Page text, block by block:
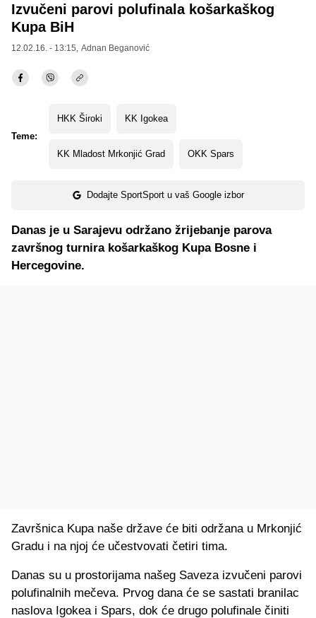
Izvučeni parovi polufinala košarkaškog
Kupa BiH
12.02.16. - 13:15, Adnan Beganović
Teme:
HKK Široki KK Igokea
KK Mladost Mrkonjić Grad OKK Spars
Dodajte SportSport u vaš Google izbor
Danas je u Sarajevu održano žrijebanje parova
završnog turnira košarkaškog Kupa Bosne i
Hercegovine.
Završnica Kupa naše države će biti održana u Mrkonjić
Gradu i na njoj će učestvovati četiri tima.
Danas su u prostorijama našeg Saveza izvučeni parovi
polufinalnih mečeva. Prvog dana će se sastati branilac
naslova Igokea i Spars, dok će drugo polufinale činiti